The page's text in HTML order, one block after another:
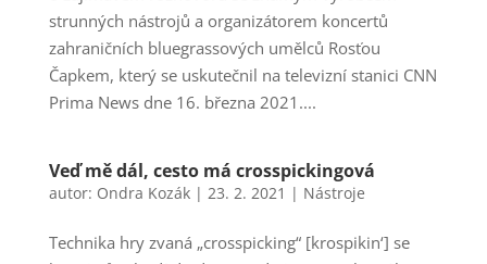
strunných nástrojů a organizátorem koncertů
zahraničních bluegrassových umělců Rosťou
Čapkem, který se uskutečnil na televizní stanici CNN
Prima News dne 16. března 2021....
Veď mě dál, cesto má crosspickingová
autor: Ondra Kozák| 23. 2. 2021 | Nástroje
Technika hry zvaná „crosspicking“ [krospikin‘] se